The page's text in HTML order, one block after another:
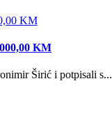
KM
Širić i potpisali s...